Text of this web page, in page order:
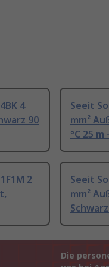
4
90
Seeit
mm²
°C 25 m
2
Seeit
mm²
Die